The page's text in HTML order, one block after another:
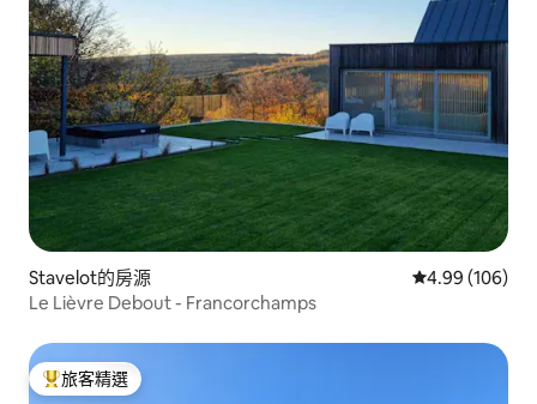
Stavelot的房源 從 106 則評價
4.99 (106)
Le Lièvre Debout - Francorchamps
旅客精選榜首
旅客精選